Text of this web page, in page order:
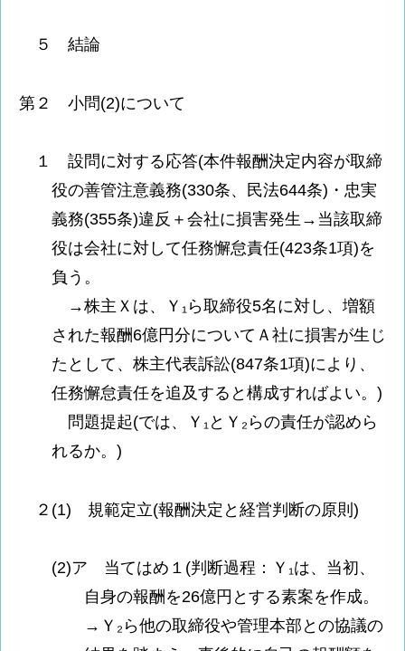
５ 結論
第２ 小問(2)について
１ 設問に対する応答(本件報酬決定内容が取締
役の善管注意義務(330条、民法644条)・忠実
義務(355条)違反＋会社に損害発生→当該取締
役は会社に対して任務懈怠責任(423条1項)を
負う。
→株主Ｘは、Ｙ₁ら取締役5名に対し、増額
された報酬6億円分についてＡ社に損害が生じ
たとして、株主代表訴訟(847条1項)により、
任務懈怠責任を追及すると構成すればよい。)
問題提起(では、Ｙ₁とＹ₂らの責任が認めら
れるか。)
２(1) 規範定立(報酬決定と経営判断の原則)
(2)ア 当てはめ１(判断過程：Ｙ₁は、当初、
自身の報酬を26億円とする素案を作成。
→Ｙ₂ら他の取締役や管理本部との協議の